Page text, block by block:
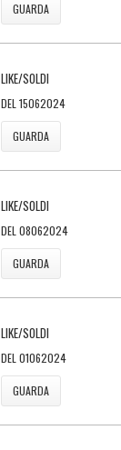
GUARDA
LIKE/SOLDI
DEL 15062024
GUARDA
LIKE/SOLDI
DEL 08062024
GUARDA
LIKE/SOLDI
DEL 01062024
GUARDA